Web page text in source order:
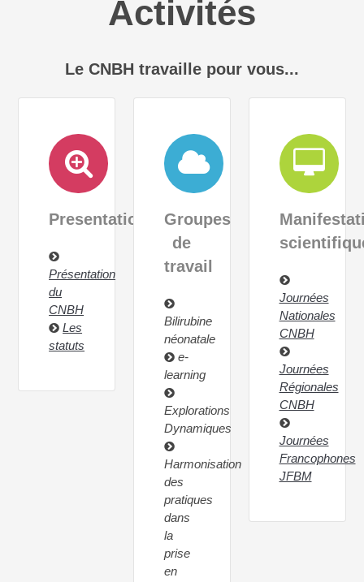
Activités
Le CNBH travaille pour vous...
Presentation
Présentation
du
CNBH
Les
statuts
Groupes
de
travail
Bilirubine
néonatale
e-
learning
Explorations
Dynamiques
Harmonisation
des
pratiques
dans
la
prise
en
Journées
Nationales
CNBH
Journées
Régionales
CNBH
Journées
Francophones
JFBM